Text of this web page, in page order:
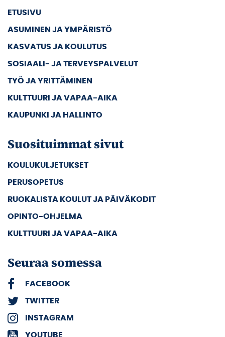
ETUSIVU
ASUMINEN JA YMPÄRISTÖ
KASVATUS JA KOULUTUS
SOSIAALI- JA TERVEYSPALVELUT
TYÖ JA YRITTÄMINEN
KULTTUURI JA VAPAA-AIKA
KAUPUNKI JA HALLINTO
Suosituimmat sivut
KOULUKULJETUKSET
PERUSOPETUS
RUOKALISTA KOULUT JA PÄIVÄKODIT
OPINTO-OHJELMA
KULTTUURI JA VAPAA-AIKA
Seuraa somessa
FACEBOOK
TWITTER
INSTAGRAM
YOUTUBE